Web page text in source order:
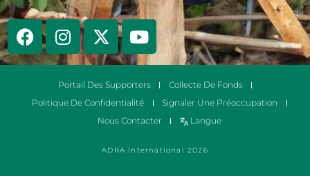
ADRA International 2026
Portail Des Supporters
Collecte De Fonds
Politique De Confidentialité
Signaler Une Préoccupation
Nous Contacter
Langue